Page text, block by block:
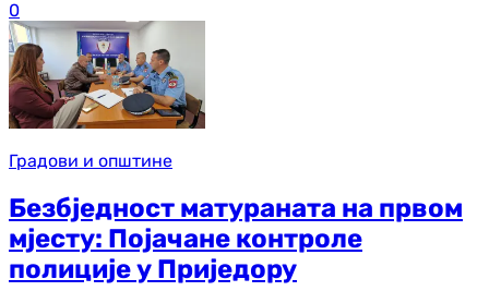
0
Градови и општине
Безбједност матураната на првом
мјесту: Појачане контроле
полиције у Приједору